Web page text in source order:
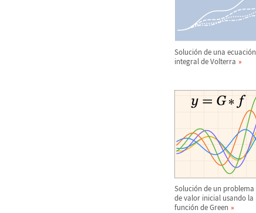
Solución de una ecuación
integral de Volterra
Solución de un problema
de valor inicial usando la
función de Green